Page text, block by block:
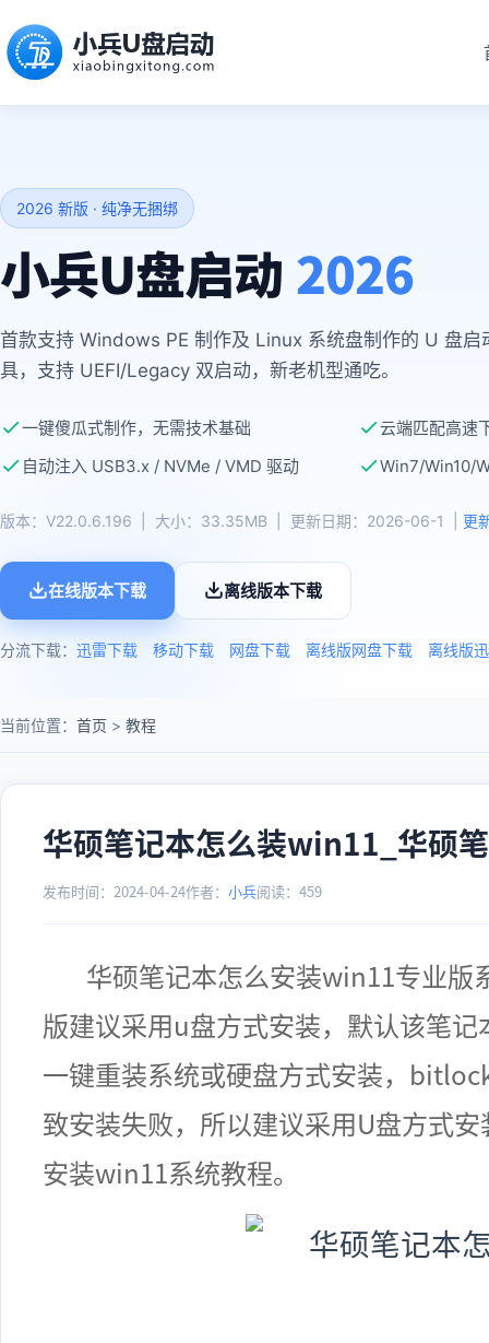
2026 新版 · 纯净无捆绑
小兵U盘启动 2026
首款支持 Windows PE 制作及 Linux 系统盘制作的 U 盘启
具，支持 UEFI/Legacy 双启动，新老机型通吃。
一键傻瓜式制作，无需技术基础
云端匹配高速
自动注入 USB3.x / NVMe / VMD 驱动
Win7/Win10/
版本：V22.0.6.196 | 大小：33.35MB | 更新日期：2026-06-1 | 更
在线版本下载 离线版本下载
分流下载： 迅雷下载 移动下载 网盘下载 离线版网盘下载 离线版
当前位置： 首页 > 教程
华硕笔记本怎么装win11_华硕
发布时间：2024-04-24作者： 小兵阅读： 459
华硕笔记本怎么安装win11专业
版建议采用u盘方式安装，默认该笔
一键重装系统或硬盘方式安装，
致安装失败，所以建议采用U盘方式
安装win11系统教程。